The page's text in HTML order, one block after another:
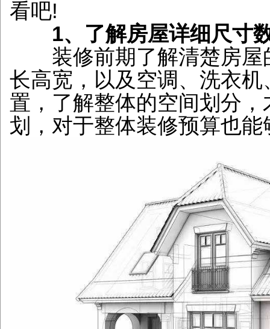
看吧!
1、了解房屋详细尺寸
装修前期了解清楚房屋
长高宽，以及空调、洗衣
置，了解整体的空间划分
划，对于整体装修预算也